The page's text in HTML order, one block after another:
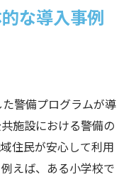
える価値
ムの条件
要因分析
な要素
な導入事例
警備プログラムが導
施設における警備の
住民が安心して利用
えば、ある小学校で